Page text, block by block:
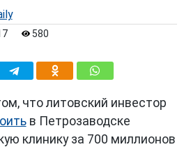
580
что литовский инвестор
в Петрозаводске
клинику за 700 миллионов